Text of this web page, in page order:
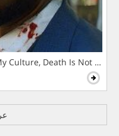
Culture, Death Is Not The